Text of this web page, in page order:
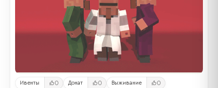
Ивенты 0 Донат 0 Выживание 0